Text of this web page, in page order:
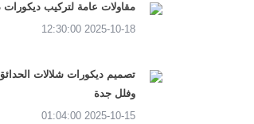
مقاولات عامة لتركيب ديكورات
2025-10-18 12:30:00
تصميم ديكورات شلالات
وفلل جدة
2025-10-15 01:04:00